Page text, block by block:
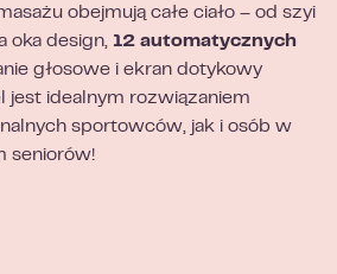
obejmują całe ciało – od szyi
oka design, 12 automatycznych
głosowe i ekran dotykowy
jest idealnym rozwiązaniem
sportowców, jak i osób w
seniorów!